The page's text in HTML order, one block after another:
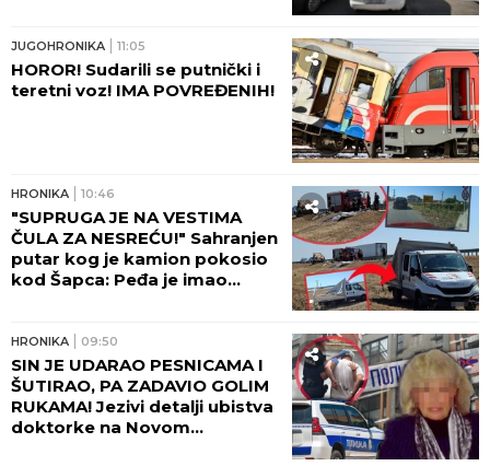
u fabrici u Kikindi!
DOLJEVCA! Veliki broj
automobila u plamenu, gori i
objekat pored!
HRONIKA 16:21
PEŠČARI ZATVORIO PUT! Evo
kuda više ne možete da
prođete
HRONIKA 13:46